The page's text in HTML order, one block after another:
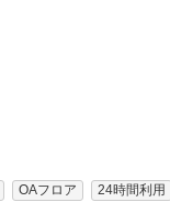
OAフロア 24時間利用